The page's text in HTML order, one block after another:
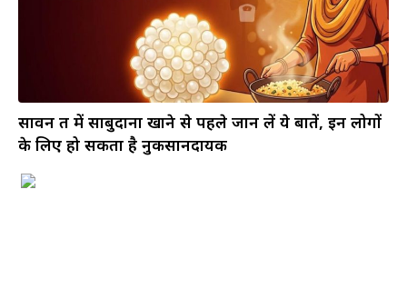
सावन व्रत में साबुदाना खाने से पहले जान लें ये बातें, इन लोगों
के लिए हो सकता है नुकसानदायक